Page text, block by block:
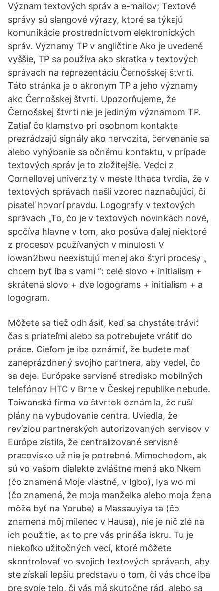
Význam textových správ a e-mailov; Textové
správy sú slangové výrazy, ktoré sa týkajú
komunikácie prostredníctvom elektronických
správ. Významy TP v angličtine Ako je uvedené
vyššie, TP sa používa ako skratka v textových
správach na reprezentáciu Černošskej štvrti.
Táto stránka je o akronym TP a jeho významy
ako Černošskej štvrti. Upozorňujeme, že
Černošskej štvrti nie je jediným významom TP.
Zatiaľ čo klamstvo pri osobnom kontakte
prezrádzajú signály ako nervozita, červenanie sa
alebo vyhýbanie sa očnému kontaktu, v prípade
textových správ je to zložitejšie. Vedci z
Cornellovej univerzity v meste Ithaca tvrdia, že v
textových správach našli vzorec naznačujúci, či
pisateľ hovorí pravdu. Logografy v textových
správach „To, čo je v textových novinkách nové,
spočíva hlavne v tom, ako posúva ďalej niektoré
z procesov používaných v minulosti V
iowan2bwu neexistujú menej ako štyri procesy „
chcem byť iba s vami “: celé slovo + initialism +
skrátená slovo + dve logograms + initialism + a
logogram.
Môžete sa tiež odhlásiť, keď sa chystáte tráviť
čas s priateľmi alebo sa potrebujete vrátiť do
práce. Cieľom je iba oznámiť, že budete mať
zaneprázdnený svojho partnera, aby vedel, čo
sa deje. Európske servisné stredisko mobilných
telefónov HTC v Brne v Českej republike nebude.
Taiwanská firma vo štvrtok oznámila, že ruší
plány na vybudovanie centra. Uviedla, že
revíziou partnerských autorizovaných servisov v
Európe zistila, že centralizované servisné
pracovisko už nie je potrebné. Mimochodom, ak
sú vo vašom dialekte zvláštne mená ako Nkem
(čo znamená Moje vlastné, v Igbo), Iya wo mi
(čo znamená, že moja manželka alebo moja žena
môže byť na Yorube) a Massauyiya ta (čo
znamená môj milenec v Hausa), nie je nič zlé na
ich použitie, ak to pre vás prináša iskru. Tu je
niekoľko užitočných vecí, ktoré môžete
skontrolovať vo svojich textových správach, aby
ste získali lepšiu predstavu o tom, či vás chce iba
pre svoje telo, či vás má skutočne rád, alebo sa